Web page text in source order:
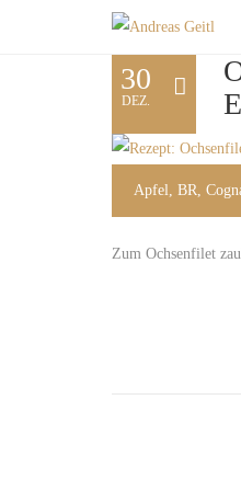
30
DEZ.
Apfel BR
Zum Ochsenfilet